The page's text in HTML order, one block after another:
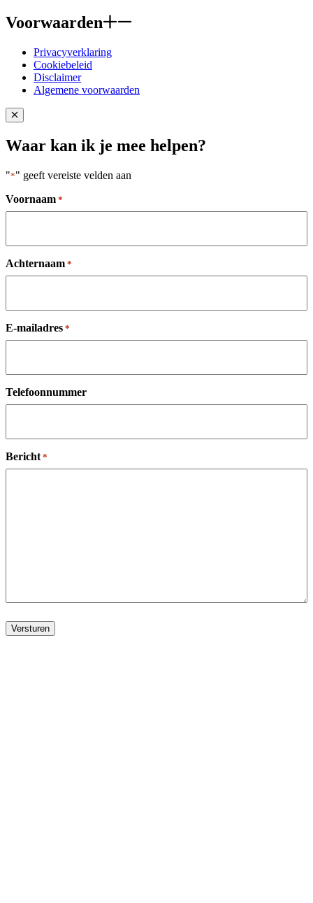
Voorwaarden
Privacyverklaring
Cookiebeleid
Disclaimer
Algemene voorwaarden
Close popup
Waar kan ik je mee helpen?
"*" geeft vereiste velden aan
Voornaam *
Achternaam *
E-mailadres *
Telefoonnummer
Bericht *
Versturen